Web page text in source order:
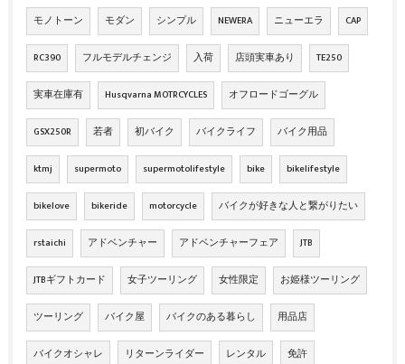
モノトーン モダン シンプル NEWERA ニューエラ CAP
RC390 フルモデルチェンジ 入荷 店頭実車あり TE250
実車在庫有 Husqvarna MOTRCYCLES オフロードゴーグル
GSX250R 若者 初バイク バイクライフ バイク用品
ktmj supermoto supermotolifestyle bike bikelifestyle
bikelove bikeride motorcycle バイクが好きな人と繋がりたい
rstaichi アドベンチャー アドベンチャーフェア JTB
JTBギフトカード 女子ツーリング 女性限定 お姫様ツーリング
ツーリング バイク屋 バイクのある暮らし 用品店
バイクオシャレ リターンライダー レンタル 免許